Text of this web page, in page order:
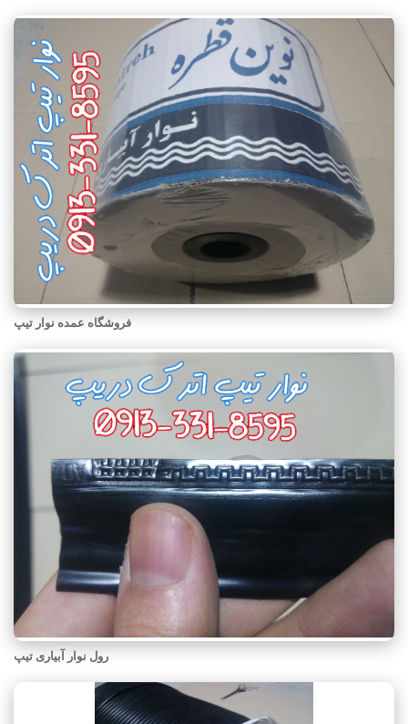
فروشگاه عمده نوار تیپ
رول نوار آبیاری تیپ